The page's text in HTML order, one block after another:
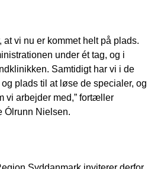
at vi nu er kommet helt på plads.
under ét tag, og i
Samtidigt har vi i de
plads til at løse de specialer, og
vi arbejder med,” fortæller
Ólrunn Nielsen.